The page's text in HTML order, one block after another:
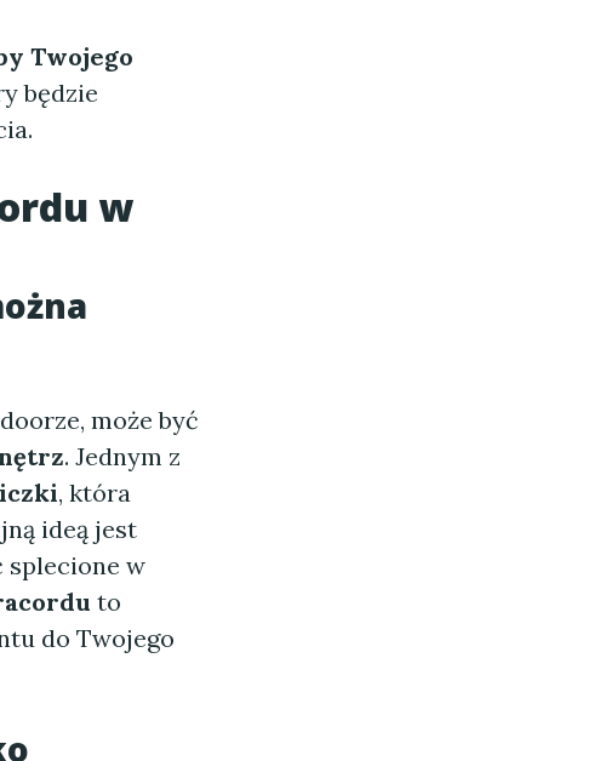
Twojego
będzie
w
może być
. Jednym z
, która
ideą jest
splecione w
to
do Twojego